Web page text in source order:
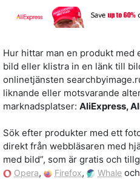
Hur hittar man en produkt med
bild eller klistra in en länk till
onlinetjänsten
liknande eller motsvarande
marknadsplatser: AliExpress,
Sök efter produkter med ett
direkt från webbläsaren med
med bild”, som är gratis och
Opera, Firefox, Whale och